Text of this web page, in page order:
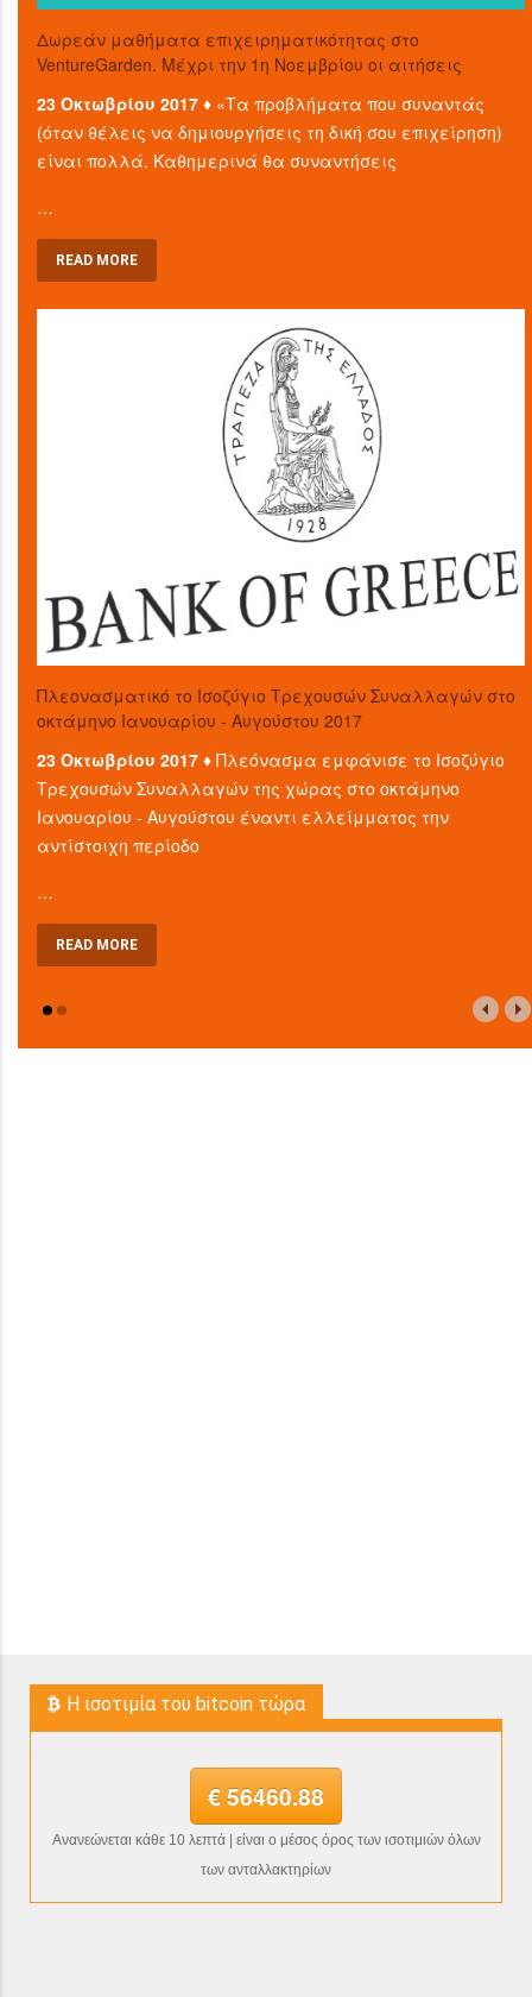
Δωρεάν μαθήματα επιχειρηματικότητας στο
VentureGarden. Μέχρι την 1η Νοεμβρίου οι αιτήσεις
23 Οκτωβρίου 2017 ♦ «Τα προβλήματα που συναντάς
(όταν θέλεις να δημιουργήσεις τη δική σου επιχείρηση)
είναι πολλά. Καθημερινά θα συναντήσεις
…
READ MORE
Πλεονασματικό το Ισοζύγιο Τρεχουσών Συναλλαγών στο
οκτάμηνο Ιανουαρίου - Αυγούστου 2017
23 Οκτωβρίου 2017 ♦Πλεόνασμα εμφάνισε το Ισοζύγιο
Τρεχουσών Συναλλαγών της χώρας στο οκτάμηνο
Ιανουαρίου - Αυγούστου έναντι ελλείμματος την
αντίστοιχη περίοδο
…
READ MORE
H ισοτιμία του bitcoin τώρα
€ 56460.88
Ανανεώνεται κάθε 10 λεπτά | είναι ο μέσος όρος των ισοτιμιών όλων
των ανταλλακτηρίων